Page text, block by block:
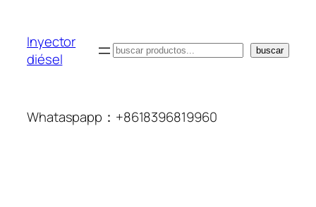
Inyector
diésel
搜
buscar
Whataspapp：+8618396819960